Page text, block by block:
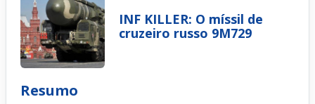
INF KILLER: O míssil de
cruzeiro russo 9M729
Resumo